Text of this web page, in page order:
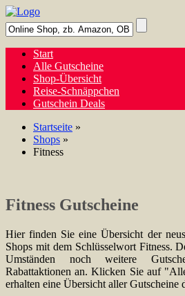
Start
Alle Gutscheine
Shop-Übersicht
Reise-Schnäppchen
Gutschein Deals
Startseite »
Shops »
Fitness
Fitness Gutscheine
Hier finden Sie eine Übersicht der
Shops mit dem Schlüsselwort Fitness.
Umständen noch weitere
Rabattaktionen an. Klicken Sie auf
erhalten eine Übersicht aller Gutscheine